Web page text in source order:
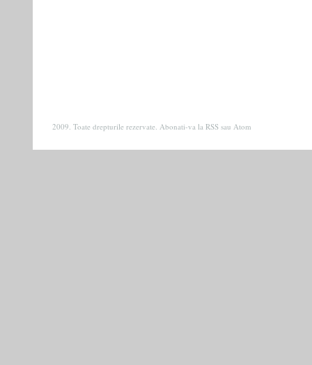
2009. Toate drepturile rezervate. Abonati-va la RSS sau Atom